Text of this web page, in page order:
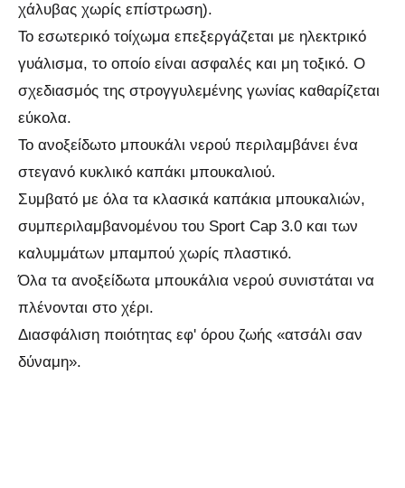
χάλυβας χωρίς επίστρωση).
Το εσωτερικό τοίχωμα επεξεργάζεται με ηλεκτρικό
γυάλισμα, το οποίο είναι ασφαλές και μη τοξικό. Ο
σχεδιασμός της στρογγυλεμένης γωνίας καθαρίζεται
εύκολα.
Το ανοξείδωτο μπουκάλι νερού περιλαμβάνει ένα
στεγανό κυκλικό καπάκι μπουκαλιού.
Συμβατό με όλα τα κλασικά καπάκια μπουκαλιών,
συμπεριλαμβανομένου του Sport Cap 3.0 και των
καλυμμάτων μπαμπού χωρίς πλαστικό.
Όλα τα ανοξείδωτα μπουκάλια νερού συνιστάται να
πλένονται στο χέρι.
Διασφάλιση ποιότητας εφ' όρου ζωής «ατσάλι σαν
δύναμη».